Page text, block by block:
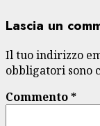
Lascia un
Il tuo indirizzo
obbligatori sono
Commento*